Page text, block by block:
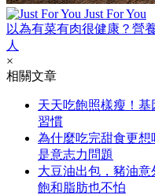
Just For You
以為有菜有肉很健康？營
人
×
相關文章
天天吃飽照樣瘦！
習慣
為什麼吃完甜食更
是意志力問題
大豆油出包，豬油意
飽和脂肪也不怕